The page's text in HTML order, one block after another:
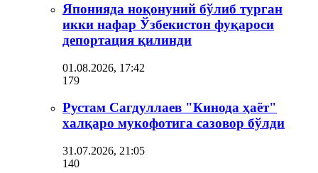
Японияда ноқонуний бўлиб турган
икки нафар Ўзбекистон фуқароси
депортация қилинди
01.08.2026, 17:42
179
Рустам Сагдуллаев "Кинода ҳаёт"
халқаро мукофотига сазовор бўлди
31.07.2026, 21:05
140